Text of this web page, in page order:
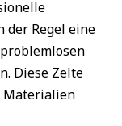
der Regel eine
Diese Zelte
Materialien